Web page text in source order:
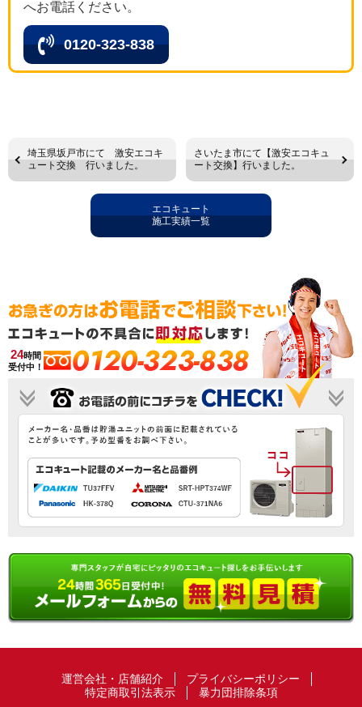
へお電話ください。
0120-323-838
埼玉県坂戸市にて 激安エコキ
ュート交換 行いました。
さいたま市にて【激安エコキュ
ート交換】行いました。
エコキュート
施工実績一覧
24時間
受付中！
0120-323-838
運営会社・店舗紹介
プライバシーポリシー
特定商取引法表示
暴力団排除条項